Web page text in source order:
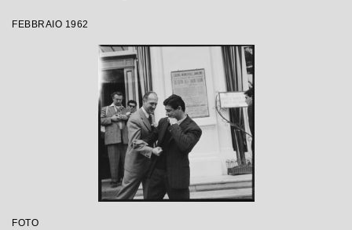
FEBBRAIO 1962
FOTO